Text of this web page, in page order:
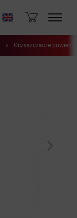
Oczyszczacze